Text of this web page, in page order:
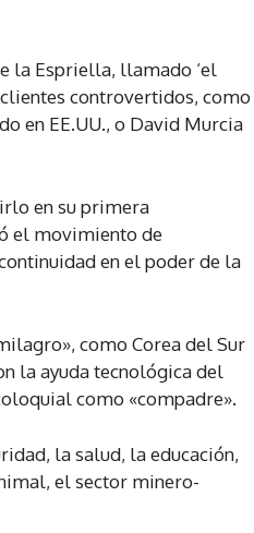
la Espriella, llamado ‘el
controvertidos, como
en EE.UU., o David Murcia
en su primera
el movimiento de
en el poder de la
como Corea del Sur
la ayuda tecnológica del
como «compadre».
la salud, la educación,
el sector minero-